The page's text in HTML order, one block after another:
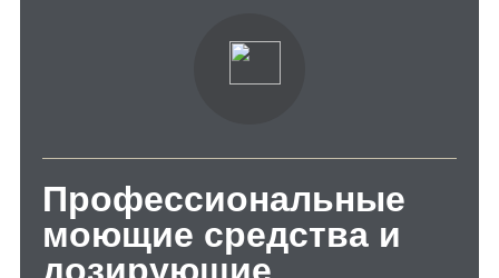
Профессиональные
моющие средства и
дозирующие